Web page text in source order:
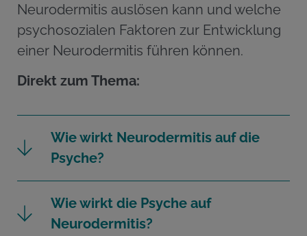
Neurodermitis auslösen kann und welche
psychosozialen Faktoren zur Entwicklung
einer Neurodermitis führen können.
Direkt zum Thema:
Wie wirkt Neurodermitis auf die
Psyche?
Wie wirkt die Psyche auf
Neurodermitis?